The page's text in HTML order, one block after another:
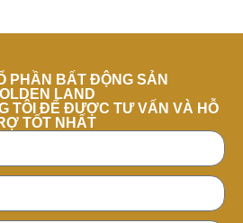
PHẦN BẤT ĐỘNG SẢN
LAND
TÔI ĐỂ ĐƯỢC TƯ VẤN VÀ HỖ
TỐT NHẤT